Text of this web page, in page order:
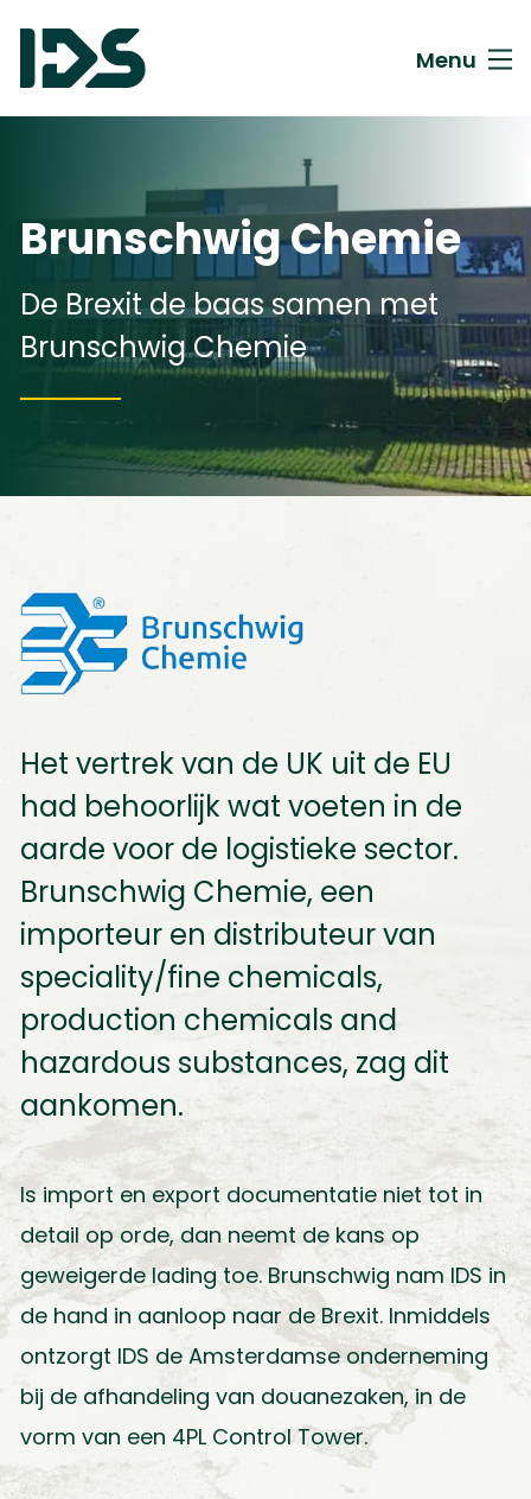
Menu
Brunschwig Chemie
De Brexit de baas samen met
Brunschwig Chemie
Het vertrek van de UK uit de EU
had behoorlijk wat voeten in de
aarde voor de logistieke sector.
Brunschwig Chemie, een
importeur en distributeur van
speciality/fine chemicals,
production chemicals and
hazardous substances, zag dit
aankomen.
Is import en export documentatie niet tot in
detail op orde, dan neemt de kans op
geweigerde lading toe. Brunschwig nam IDS in
de hand in aanloop naar de Brexit. Inmiddels
ontzorgt IDS de Amsterdamse onderneming
bij de afhandeling van douanezaken, in de
vorm van een 4PL Control Tower.